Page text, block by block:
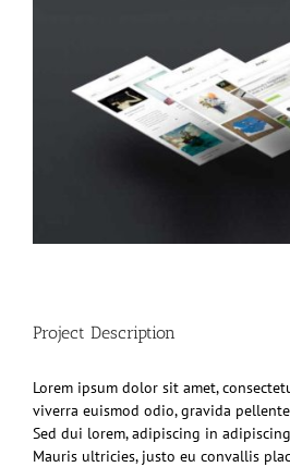
Project Description
Lorem ipsum dolor sit amet,
viverra euismod odio, gravida
Sed dui lorem, adipiscing in
Mauris ultricies, justo eu convallis